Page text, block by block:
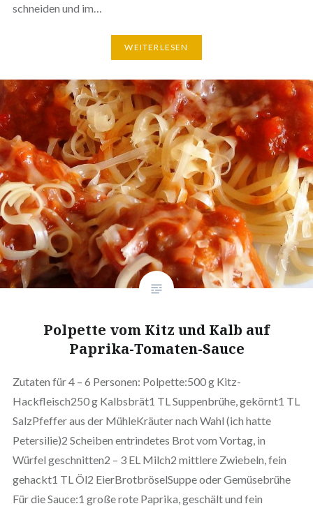
schneiden und im…
WEITERLESEN
Polpette vom Kitz und Kalb auf
Paprika-Tomaten-Sauce
Zutaten für 4 – 6 Personen: Polpette:500 g Kitz-
Hackfleisch250 g Kalbsbrät1 TL Suppenbrühe, gekörnt1 TL
SalzPfeffer aus der MühleKräuter nach Wahl (ich hatte
Petersilie)2 Scheiben entrindetes Brot vom Vortag, in
Würfel geschnitten2 – 3 EL Milch2 mittlere Zwiebeln, fein
gehackt1 TL Öl2 EierBrotbröselSuppe oder Gemüsebrühe
Für die Sauce:1 große rote Paprika, geschält und fein